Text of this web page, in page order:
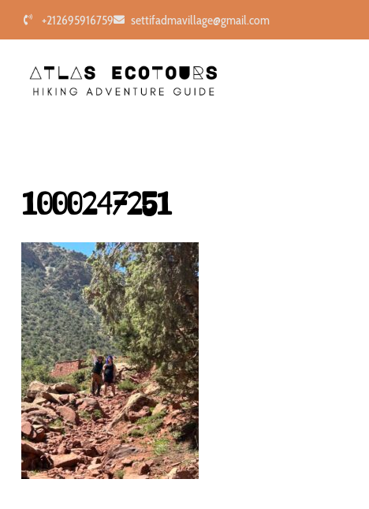
+212695916759 settifadmavillage@gmail.com
1000247251